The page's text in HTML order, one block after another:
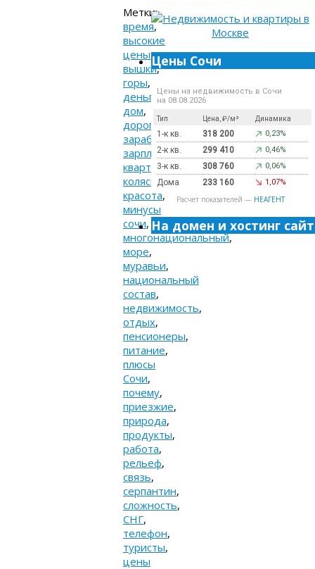
Метки:
время,
высокие
цены,
вышки,
горы,
деньги,
дом,
дорога,
заработок,
зарплата ,
квартира ,
коляски,
красота,
минусы
сочи,
многонациональный,
море,
муравьи,
национальный
состав,
недвижимость,
отдых,
пенсионеры,
питание,
плюсы
Сочи,
почему,
приезжие,
природа,
продукты,
работа,
рельеф,
связь,
серпантин,
сложность,
СНГ,
телефон,
туристы,
цены
Цены Сочи
Цены на недвижимость в Сочи
на 08.08.2026
Тип Цена, ₽/м² Динамика
1-к кв. 318 200 0,23%
2-к кв. 299 410 0,46%
3-к кв. 308 760 0,06%
Дома 233 160 1,07%
Расчет показателей — НЕАГЕНТ
На домен и хостинг